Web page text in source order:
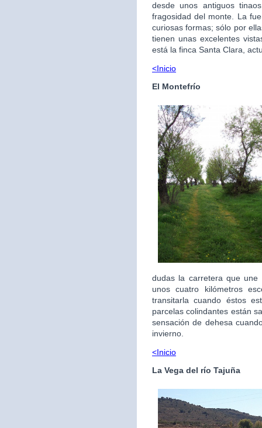
desde unos antiguos
fragosidad del monte. La
curiosas formas; sólo por
tienen unas excelentes
está la finca Santa Clara,
<Inicio
El Montefrío
dudas la carretera que
unos cuatro kilómetros
transitarla cuando éstos
parcelas colindantes están
sensación de dehesa
invierno.
<Inicio
La Vega del río Tajuña